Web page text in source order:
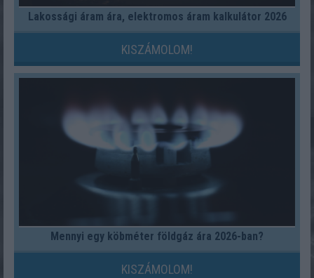
Lakossági áram ára, elektromos áram kalkulátor 2026
KISZÁMOLOM!
Mennyi egy köbméter földgáz ára 2026-ban?
KISZÁMOLOM!